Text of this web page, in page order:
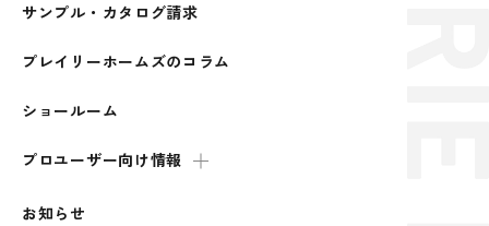
サンプル・カタログ請求
プレイリーホームズのコラム
ショールーム
プロユーザー向け情報
お知らせ